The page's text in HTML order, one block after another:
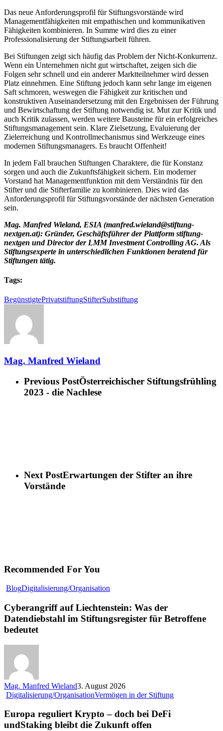
Das neue Anforderungsprofil für Stiftungsvorstände wird
Managementfähigkeiten mit empathischen und kommunikativen
Fähigkeiten kombinieren. In Summe wird dies zu einer
Professionalisierung der Stiftungsarbeit führen.
Bei Stiftungen zeigt sich häufig das Problem der Nicht-Konkurrenz.
Wenn ein Unternehmen nicht gut wirtschaftet, zeigen sich die
Folgen sehr schnell und ein anderer Marktteilnehmer wird dessen
Platz einnehmen. Eine Stiftung jedoch kann sehr lange im eigenen
Saft schmoren, weswegen die Fähigkeit zur kritischen und
konstruktiven Auseinandersetzung mit den Ergebnissen der Führung
und Bewirtschaftung der Stiftung notwendig ist. Mut zur Kritik und
auch Kritik zulassen, werden weitere Bausteine für ein erfolgreiches
Stiftungsmanagement sein. Klare Zielsetzung, Evaluierung der
Zielerreichung und Kontrollmechanismus sind Werkzeuge eines
modernen Stiftungsmanagers. Es braucht Offenheit!
In jedem Fall brauchen Stiftungen Charaktere, die für Konstanz
sorgen und auch die Zukunftsfähigkeit sichern. Ein moderner
Vorstand hat Managementfunktion mit dem Verständnis für den
Stifter und die Stifterfamilie zu kombinieren. Dies wird das
Anforderungsprofil für Stiftungsvorstände der nächsten Generation
sein.
Mag. Manfred Wieland, ESIA (manfred.wieland@stiftung-
nextgen.at): Gründer, Geschäftsführer der Plattform stiftung-
nextgen und Director der LMM Investment Controlling AG. Als
Stiftungsexperte in unterschiedlichen Funktionen beratend für
Stiftungen tätig.
Tags:
BegünstigtePrivatstiftungStifterSubstiftung
Mag. Manfred Wieland
Previous PostÖsterreichischer Stiftungsfrühling
2023 - die Nachlese
Next PostErwartungen der Stifter an ihre
Vorstände
Recommended For You
BlogDigitalisierung/Organisation
Liechtenstein:
der
Cyberangriff auf Liechtenstein: Was der
Datendiebstahl im Stiftungsregister für Betroffene
bedeutet
Mag. Manfred Wieland3. August 2026
Digitalisierung/OrganisationVermögen in der StiftungEuropa
Europa reguliert Krypto – doch bei DeFi
undStaking bleibt die Zukunft offen